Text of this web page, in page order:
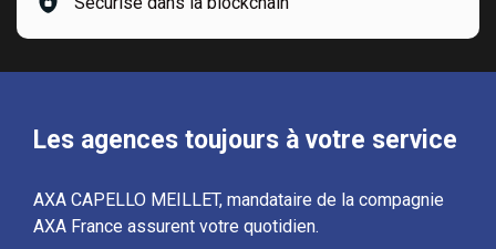
Les agences toujours à votre service
AXA CAPELLO MEILLET, mandataire de la compagnie
AXA France assurent votre quotidien.